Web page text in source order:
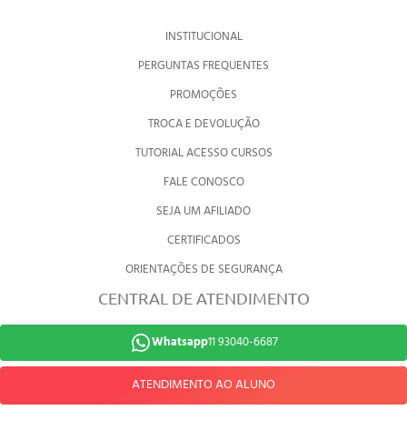
INSTITUCIONAL
PERGUNTAS FREQUENTES
PROMOÇÕES
TROCA E DEVOLUÇÃO
TUTORIAL ACESSO CURSOS
FALE CONOSCO
SEJA UM AFILIADO
CERTIFICADOS
ORIENTAÇÕES DE SEGURANÇA
CENTRAL DE ATENDIMENTO
Whatsapp11 93040-6687
ATENDIMENTO AO ALUNO